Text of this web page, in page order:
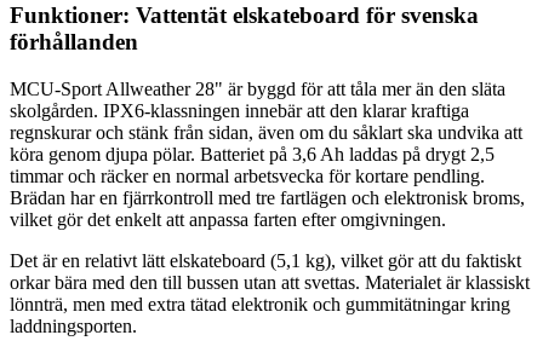
Funktioner: Vattentät elskateboard för svenska
förhållanden
MCU-Sport Allweather 28" är byggd för att tåla mer än den släta
skolgården. IPX6-klassningen innebär att den klarar kraftiga
regnskurar och stänk från sidan, även om du såklart ska undvika att
köra genom djupa pölar. Batteriet på 3,6 Ah laddas på drygt 2,5
timmar och räcker en normal arbetsvecka för kortare pendling.
Brädan har en fjärrkontroll med tre fartlägen och elektronisk broms,
vilket gör det enkelt att anpassa farten efter omgivningen.
Det är en relativt lätt elskateboard (5,1 kg), vilket gör att du faktiskt
orkar bära med den till bussen utan att svettas. Materialet är klassiskt
lönnträ, men med extra tätad elektronik och gummitätningar kring
laddningsporten.